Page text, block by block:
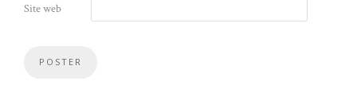
Site web